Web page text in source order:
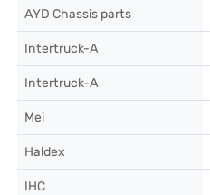
AYD Chassis parts
Intertruck-A
Intertruck-A
Mei
Haldex
IHC